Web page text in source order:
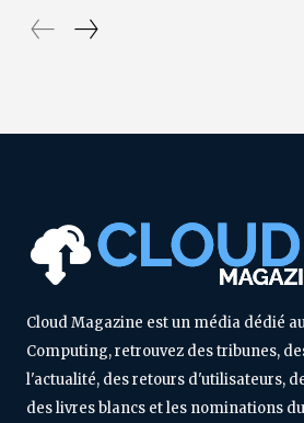
Cloud Magazine est un média dédié
Computing, retrouvez des tribunes,
l'actualité, des retours d'utilisateurs,
des livres blancs et les nominations